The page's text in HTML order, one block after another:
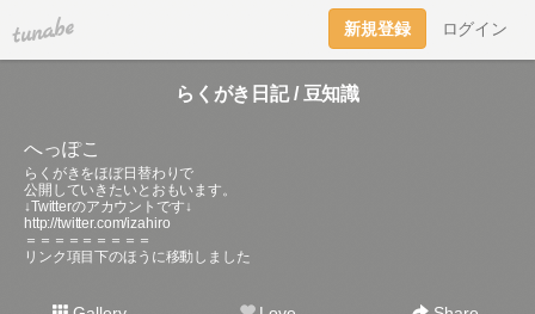
tuna.be 新規登録 ログイン
らくがき日記 / 豆知識
へっぽこ
らくがきをほぼ日替わりで
公開していきたいとおもいます。
↓Twitterのアカウントです↓
http://twitter.com/izahiro
＝＝＝＝＝＝＝＝＝
リンク項目下のほうに移動しました